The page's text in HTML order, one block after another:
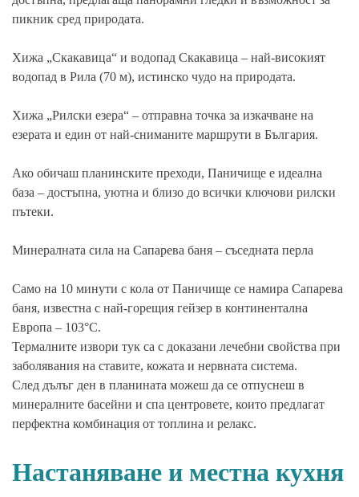
пикник сред природата.
Хижа „Скакавица“ и водопад Скакавица – най-високият
водопад в Рила (70 м), истинско чудо на природата.
Хижа „Рилски езера“ – отправна точка за изкачване на
езерата и един от най-сниманите маршрути в България.
Ако обичаш планинските преходи, Паничище е идеална
база – достъпна, уютна и близо до всички ключови рилски
пътеки.
Минералната сила на Сапарева баня – съседната перла
Само на 10 минути с кола от Паничище се намира Сапарева
баня, известна с най-горещия гейзер в континентална
Европа – 103°C.
Термалните извори тук са с доказани лечебни свойства при
заболявания на ставите, кожата и нервната система.
След дълъг ден в планината можеш да се отпуснеш в
минералните басейни и спа центровете, които предлагат
перфектна комбинация от топлина и релакс.
Настаняване и местна кухня